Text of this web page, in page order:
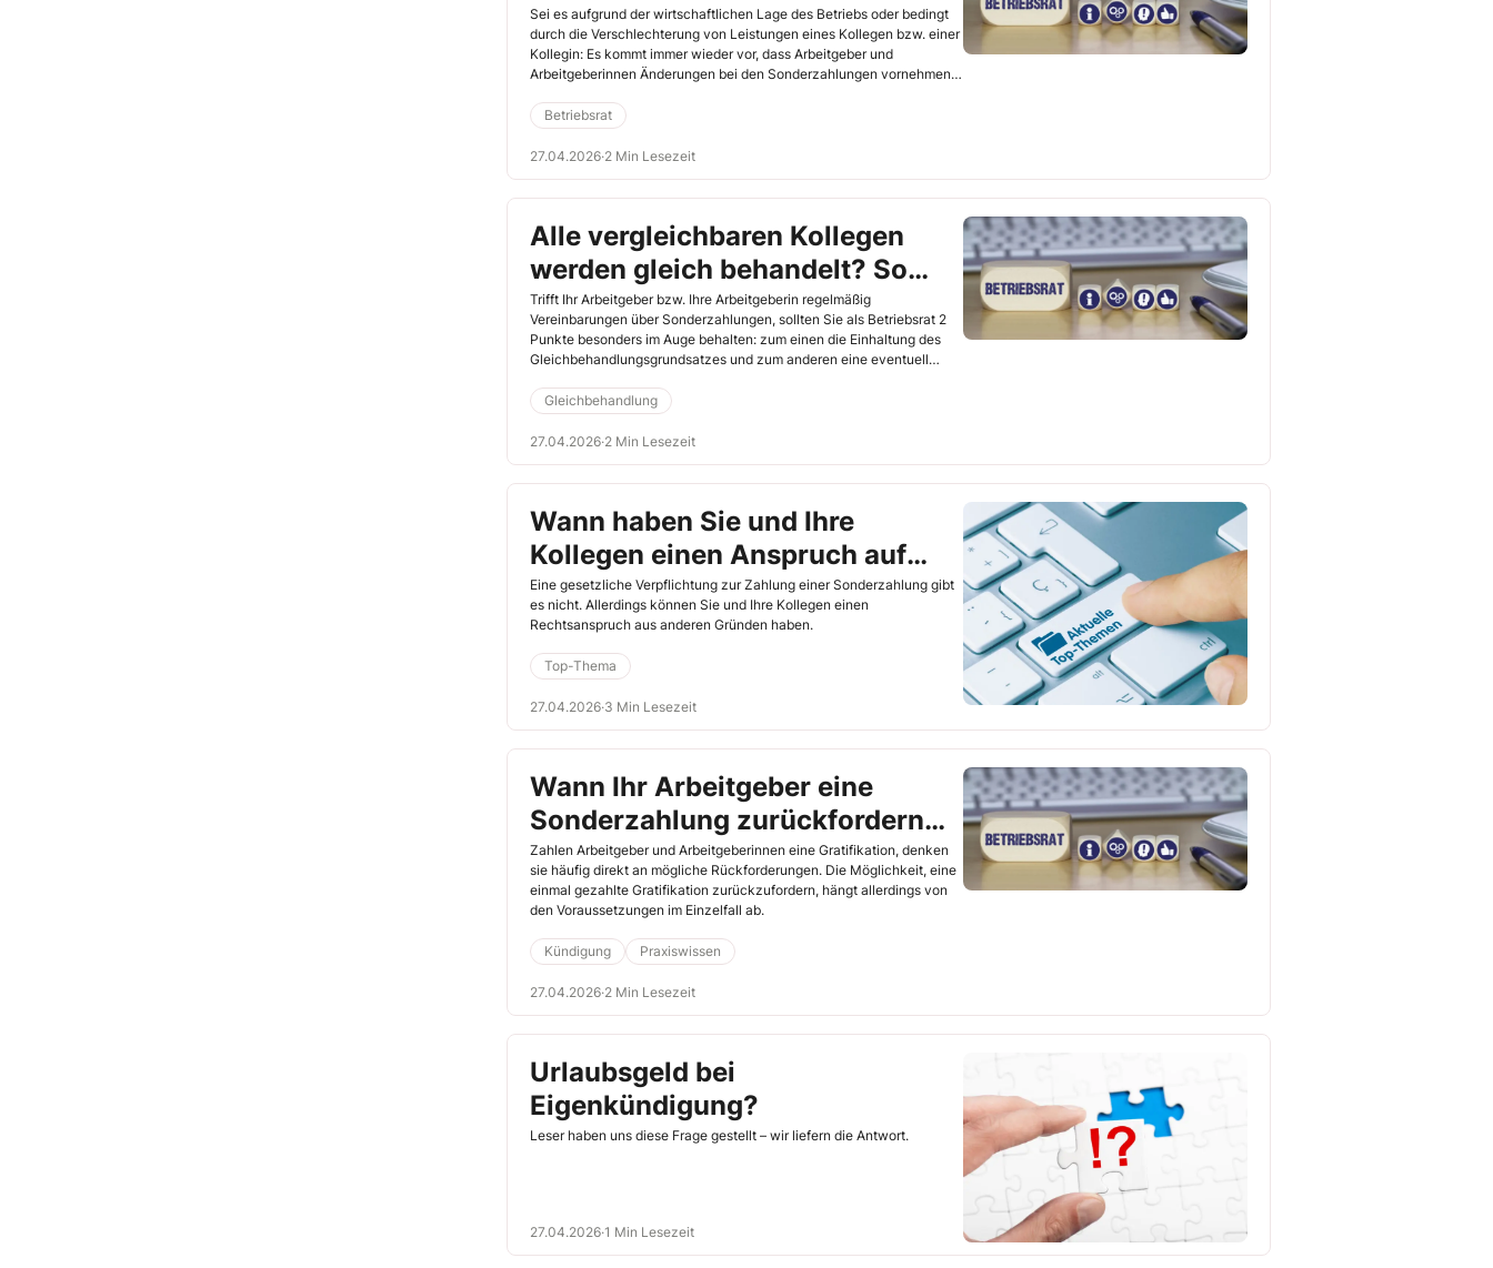
können Sie tun
Sei es aufgrund der wirtschaftlichen Lage des Betriebs oder bedingt
durch die Verschlechterung von Leistungen eines Kollegen bzw. einer
Kollegin: Es kommt immer wieder vor, dass Arbeitgeber und
Arbeitgeberinnen Änderungen bei den Sonderzahlungen vornehmen
dann nicht, wenn es für ein Unternehmen einen
Standortsicherungsvertrag und eine Betriebsvereinbarung zur
Reduzierung der Sonderzahlungen gibt.
Betriebsrat
27.04.2026·2 Min Lesezeit
Alle vergleichbaren Kollegen
werden gleich behandelt? So
prüfen Sie das!
Trifft Ihr Arbeitgeber bzw. Ihre Arbeitgeberin regelmäßig
Vereinbarungen über Sonderzahlungen, sollten Sie als Betriebsrat 2
Punkte besonders im Auge behalten: zum einen die Einhaltung des
Gleichbehandlungsgrundsatzes und zum anderen eine eventuell
Gleichbehandlung
27.04.2026·2 Min Lesezeit
Wann haben Sie und Ihre
Kollegen einen Anspruch auf
eine Sonderzahlung?
Eine gesetzliche Verpflichtung zur Zahlung einer Sonderzahlung gibt
es nicht. Allerdings können Sie und Ihre Kollegen einen
Rechtsanspruch aus anderen Gründen haben.
Top-Thema
27.04.2026·3 Min Lesezeit
Wann Ihr Arbeitgeber eine
Sonderzahlung zurückfordern
kann
Zahlen Arbeitgeber und Arbeitgeberinnen eine Gratifikation, denken
sie häufig direkt an mögliche Rückforderungen. Die Möglichkeit, eine
einmal gezahlte Gratifikation zurückzufordern, hängt allerdings von
den Voraussetzungen im Einzelfall ab.
Kündigung Praxiswissen
27.04.2026·2 Min Lesezeit
Urlaubsgeld bei
Eigenkündigung?
Leser haben uns diese Frage gestellt – wir liefern die Antwort.
27.04.2026·1 Min Lesezeit